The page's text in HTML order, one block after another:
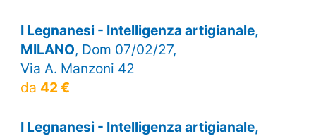
I Legnanesi - Intelligenza artigianale,
MILANO, Dom 07/02/27,
Via A. Manzoni 42
da 42 €
I Legnanesi - Intelligenza artigianale,